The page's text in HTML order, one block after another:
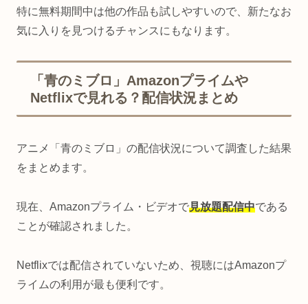
特に無料期間中は他の作品も試しやすいので、新たなお
気に入りを見つけるチャンスにもなります。
「青のミブロ」Amazonプライムや
Netflixで見れる？配信状況まとめ
アニメ「青のミブロ」の配信状況について調査した結果
をまとめます。
現在、Amazonプライム・ビデオで見放題配信中である
ことが確認されました。
Netflixでは配信されていないため、視聴にはAmazonプ
ライムの利用が最も便利です。